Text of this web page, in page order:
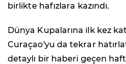
birlikte hafızlara kazındı.
Dünya Kupalarına ilk kez
Curaçao'yu da tekrar
detaylı bir haberi geçen